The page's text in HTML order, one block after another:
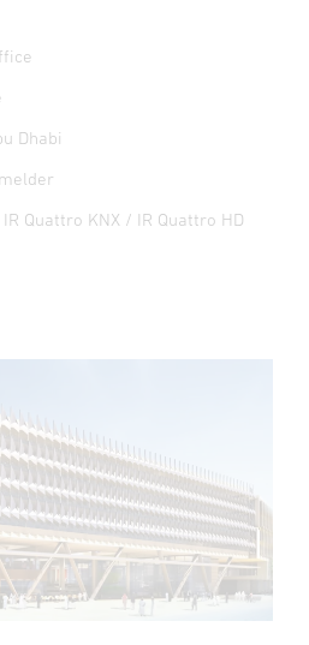
Dhabi
Quattro KNX / IR Quattro HD